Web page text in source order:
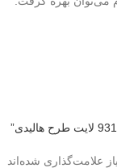
علامت‌گذاری شده‌اند